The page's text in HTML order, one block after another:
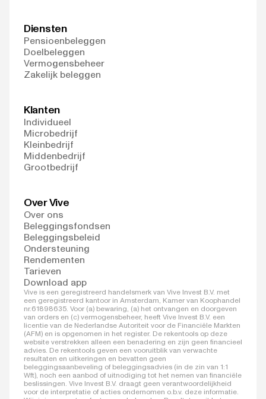
Diensten
Pensioenbeleggen
Doelbeleggen
Vermogensbeheer
Zakelijk beleggen
Klanten
Individueel
Microbedrijf
Kleinbedrijf
Middenbedrijf
Grootbedrijf
Over Vive
Over ons
Beleggingsfondsen
Beleggingsbeleid
Ondersteuning
Rendementen
Tarieven
Download app
Vive is een geregistreerd handelsmerk van Vive Invest B.V. met
een geregistreerd kantoor in Amsterdam, Kamer van Koophandel
nr.61898635. Voor (a) bewaring, (a) het ontvangen en doorgeven
van orders en (c) vermogensbeheer, heeft Vive Invest B.V. een
licentie van de Nederlandse Autoriteit voor de Financiële Markten
(AFM) en is opgenomen in het register. De rekentools op deze
website verstrekken alleen een benadering en zijn geen financieel
advies. De rekentools geven een vooruitblik van verwachte
resultaten en uitkeringen en bevatten geen
beleggingsaanbeveling of beleggingsadvies (in de zin van 1:1
Wft), noch een aanbod of uitnodiging tot het nemen van financiële
beslissingen. Vive Invest B.V. draagt geen verantwoordelijkheid
voor de interpretatie of acties ondernomen o.b.v. deze informatie.